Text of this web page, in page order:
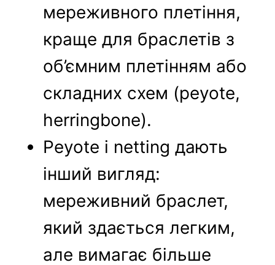
мереживного плетіння,
краще для браслетів з
об’ємним плетінням або
складних схем (peyote,
herringbone).
Peyote і netting дають
інший вигляд:
мереживний браслет,
який здається легким,
але вимагає більше